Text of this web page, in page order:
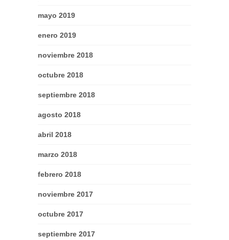
mayo 2019
enero 2019
noviembre 2018
octubre 2018
septiembre 2018
agosto 2018
abril 2018
marzo 2018
febrero 2018
noviembre 2017
octubre 2017
septiembre 2017